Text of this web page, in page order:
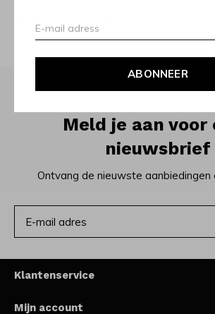
ABONNEER
Meld je aan voor
nieuwsbrief
Ontvang de nieuwste aanbiedingen
Klantenservice
Mijn account